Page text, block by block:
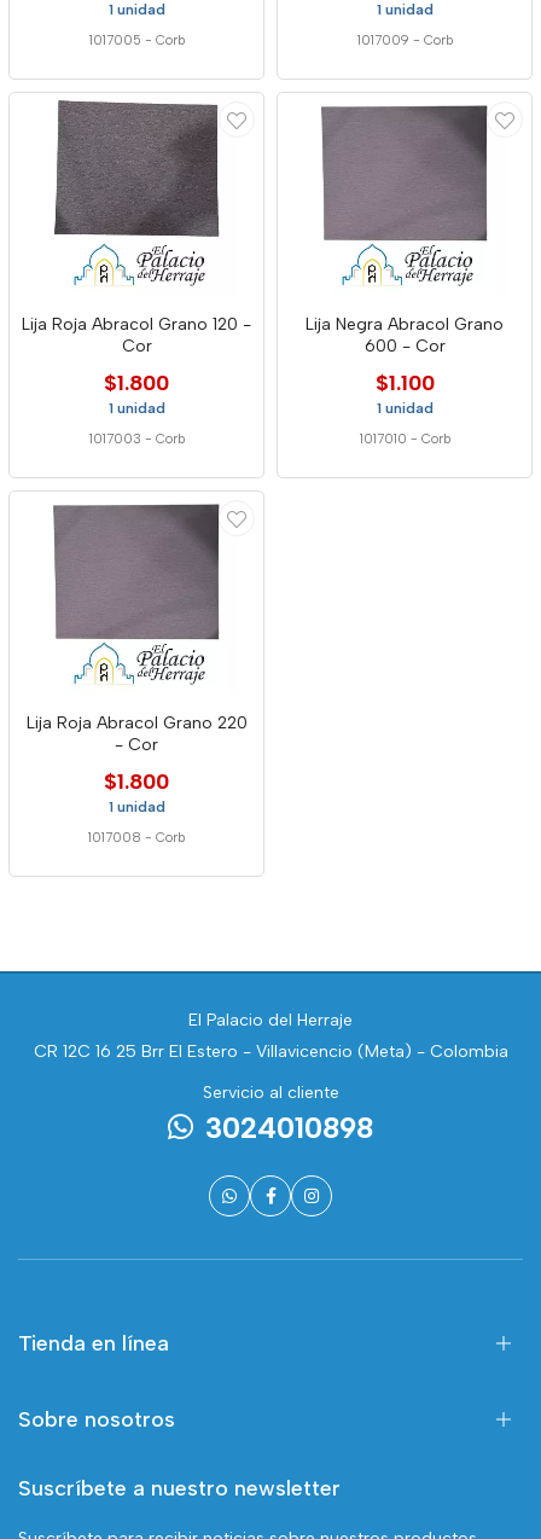
1 unidad
1017005 - Corb
1 unidad
1017009 - Corb
Lija Roja Abracol Grano 120 -
Cor
$1.800
1 unidad
1017003 - Corb
Lija Negra Abracol Grano
600 - Cor
$1.100
1 unidad
1017010 - Corb
Lija Roja Abracol Grano 220
- Cor
$1.800
1 unidad
1017008 - Corb
El Palacio del Herraje
CR 12C 16 25 Brr El Estero - Villavicencio (Meta) - Colombia
Servicio al cliente
3024010898
Tienda en línea
Sobre nosotros
Suscríbete a nuestro newsletter